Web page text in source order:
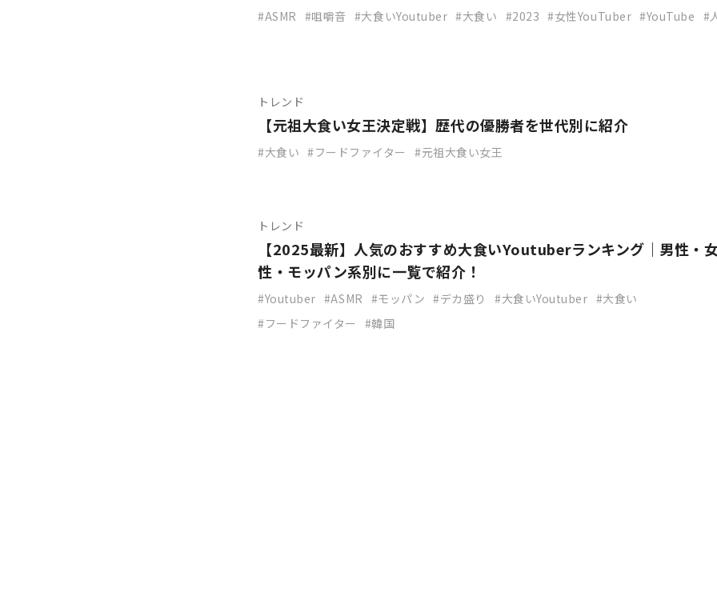
ASMR 咀嚼音 大食いYoutuber 大食い 2023 女性YouTuber YouTube
トレンド
【元祖大食い女王決定戦】歴代の優勝者を世代別に紹介
大食い フードファイター 元祖大食い女王
トレンド
【2025最新】人気のおすすめ大食いYoutuberランキング｜男性・
性・モッパン系別に一覧で紹介！
Youtuber ASMR モッパン デカ盛り 大食いYoutuber
大食い
フードファイター
韓国